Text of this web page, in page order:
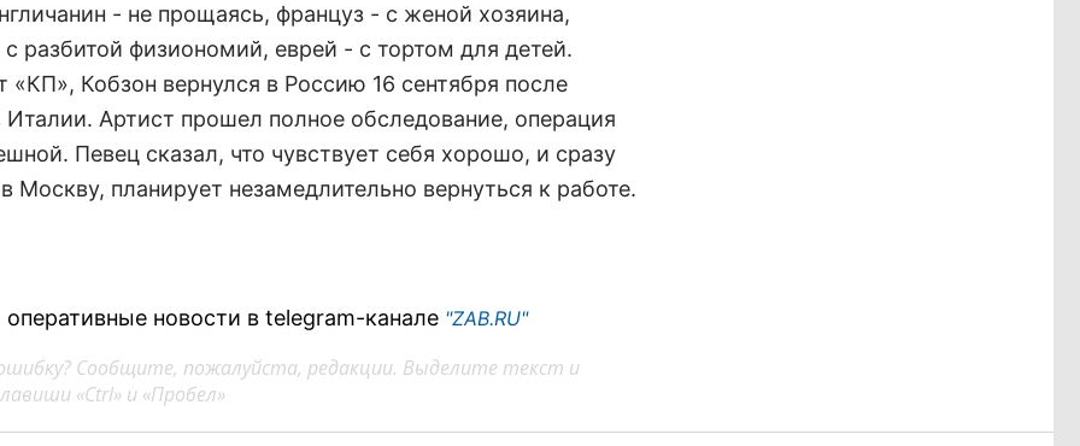
- не прощаясь, француз - с женой хозяина,
разбитой физиономий, еврей - с тортом для детей.
«КП», Кобзон вернулся в Россию 16 сентября после
Италии. Артист прошел полное обследование, операция
Певец сказал, что чувствует себя хорошо, и сразу
Москву, планирует незамедлительно вернуться к работе.
новости в telegram-канале "ZAB.RU"
Сообщите, пожалуйста, редакции. Выделите текст и
«Ctrl» и «Пробел»